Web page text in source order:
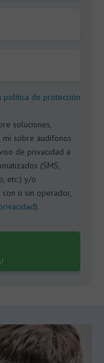
política de protección
soluciones,
sobre audífonos
de privacidad a
(SMS,
etc.) y/o
o sin operador,
).